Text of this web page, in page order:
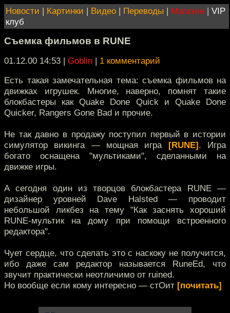
Новости | Картинки | Видео | Переводы | Магазин | VIP
клуб
Съемка фильмов в RUNE
01.12.00 14:53 | Goblin | 1 комментарий
Есть такая замечательная тема: съемка фильмов на
движках игрушек. Многие, наверно, помнят такие
блокбастеры как Quake Done Quick и Quake Done
Quicker, Rangers Gone Bad и прочие.
Не так давно в продажу поступил первый в истории
симулятор викинга — мощная игра [RUNE]. Игра
богато оснащена "мультиками", сделанными на
движке игры.
А сегодня один из творцов блокбастера RUNE —
дизайнер уровней Dave Halsted — проводит
небольшой ликбез на тему "Как заснять хороший
RUNE-мультик на дому при помощи встроенного
редактора".
Чует сердце, что сделать это с наскоку не получится,
ибо даже сам редактор называется RuneEd, что
звучит практически неотличимо от ruined.
Но вообще если кому интересно — стОит [почитать]